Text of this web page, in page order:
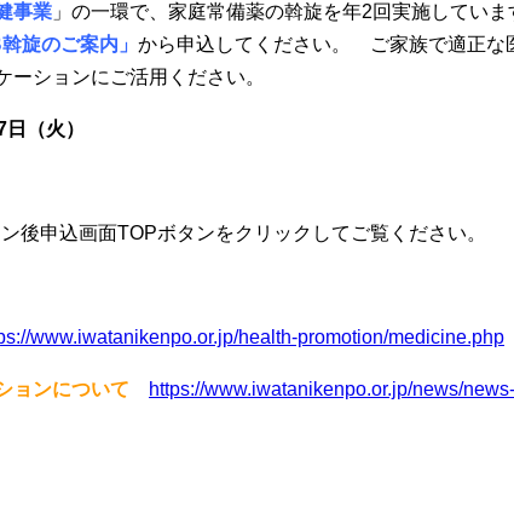
事業 」の一環で、家庭常備薬の斡旋を年2回実施していま
旋のご案内」 から申込してください。 ご家族で適正な
ションにご活用ください。
（火）
後申込画面TOPボタンをクリックしてご覧ください。
www.iwatanikenpo.or.jp/health-promotion/medicine.php
ョンについて
https://www.iwatanikenpo.or.jp/news/news-